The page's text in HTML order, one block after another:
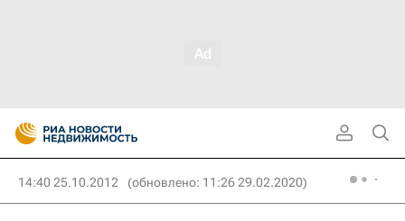
14:40 25.10.2012 (обновлено: 11:26 29.02.2020)